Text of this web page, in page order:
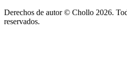
Derechos de autor © Chollo 2026.
reservados.